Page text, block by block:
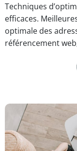
Techniques
efficaces.
optimale des
référencement